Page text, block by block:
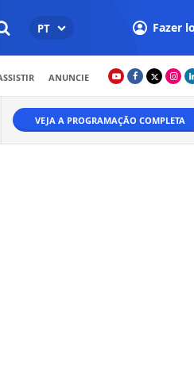
PT Fazer
ANUNCIE
VEJA A PROGRAMAÇÃO COMPLETA